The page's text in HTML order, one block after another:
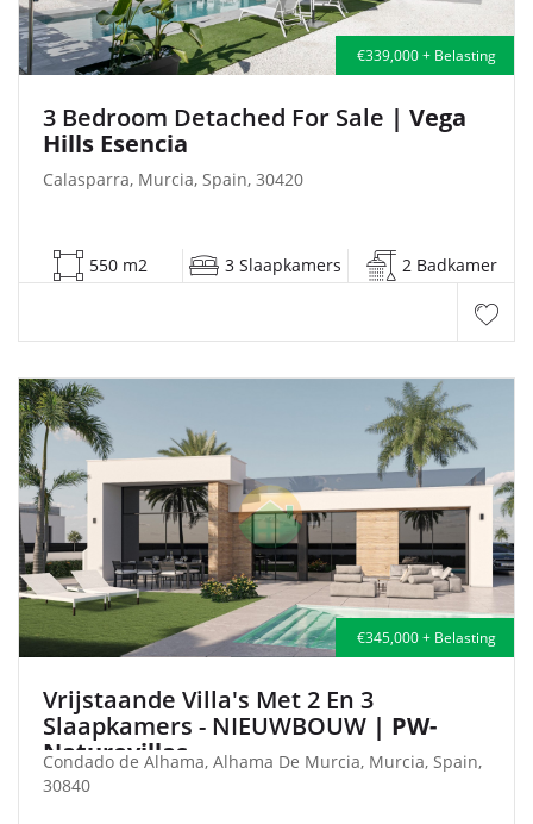
€339,000 + Belasting
3 Bedroom Detached For Sale | Vega
Hills Esencia
Calasparra, Murcia, Spain, 30420
550 m2 3 Slaapkamers 2 Badkamer
€345,000 + Belasting
Vrijstaande Villa's Met 2 En 3
Slaapkamers - NIEUWBOUW | PW-
Naturevillas
Condado de Alhama, Alhama De Murcia, Murcia, Spain,
30840